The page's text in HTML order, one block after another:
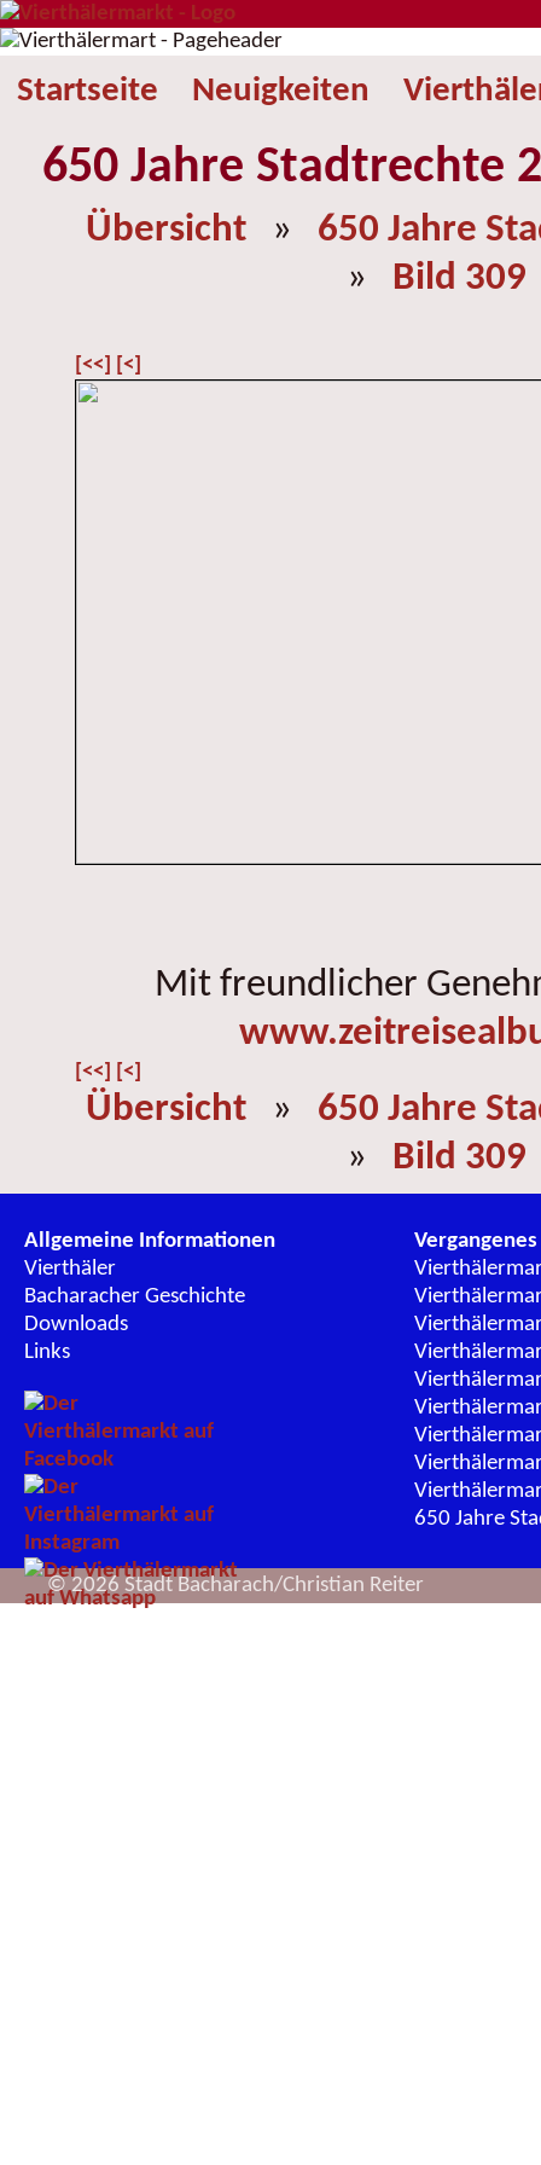
Startseite Neuigkeiten
650 Jahre Stadtrechte
Übersicht » 650 Jahre
» Bild 309
[<<] [<]
Mit freundlicher
[<<] [<]
Übersicht » 650 Jahre
» Bild 309
Allgemeine Informationen
Vierthäler
Bacharacher Geschichte
Downloads
Links
Vergangenes
650 Jahre
© 2026 Stadt Bacharach/Christian Reiter